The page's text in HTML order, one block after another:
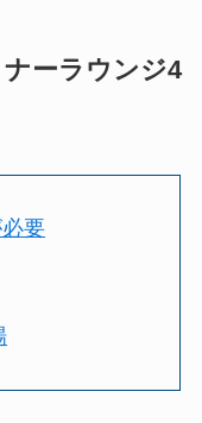
ーラウンジ4
要